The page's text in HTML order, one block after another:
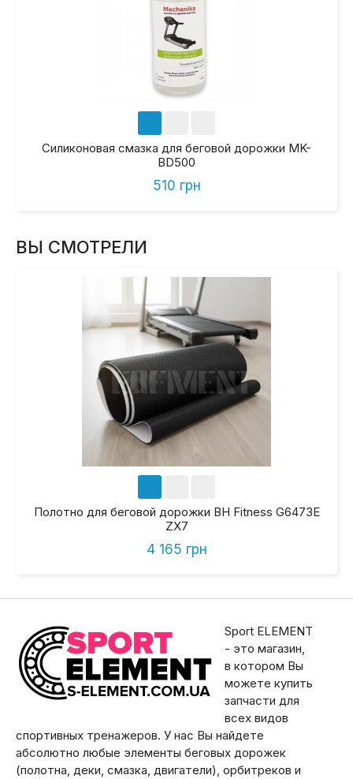
Силиконовая смазка для беговой дорожки MK-
BD500
510 грн
ВЫ СМОТРЕЛИ
Полотно для беговой дорожки BH Fitness G6473E
ZX7
4 165 грн
Sport ELEMENT
- это магазин,
в котором Вы
можете купить
запчасти для
всех видов
спортивных тренажеров. У нас Вы найдете
абсолютно любые элементы беговых дорожек
(полотна, деки, смазка, двигатели), орбитреков и